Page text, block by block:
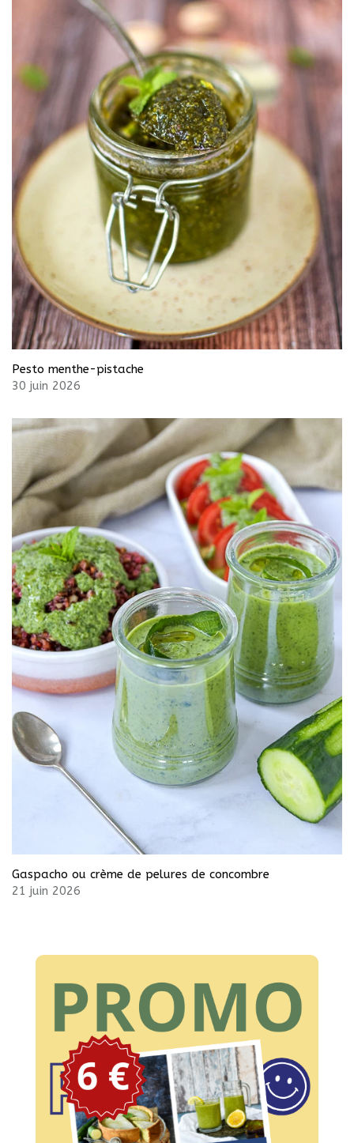
Pesto menthe-pistache
30 juin 2026
Gaspacho ou crème de pelures de concombre
21 juin 2026